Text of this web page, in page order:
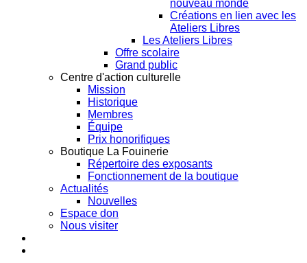
nouveau monde
Créations en lien avec les
Ateliers Libres
Les Ateliers Libres
Offre scolaire
Grand public
Centre d'action culturelle
Mission
Historique
Membres
Équipe
Prix honorifiques
Boutique La Fouinerie
Répertoire des exposants
Fonctionnement de la boutique
Actualités
Nouvelles
Espace don
Nous visiter